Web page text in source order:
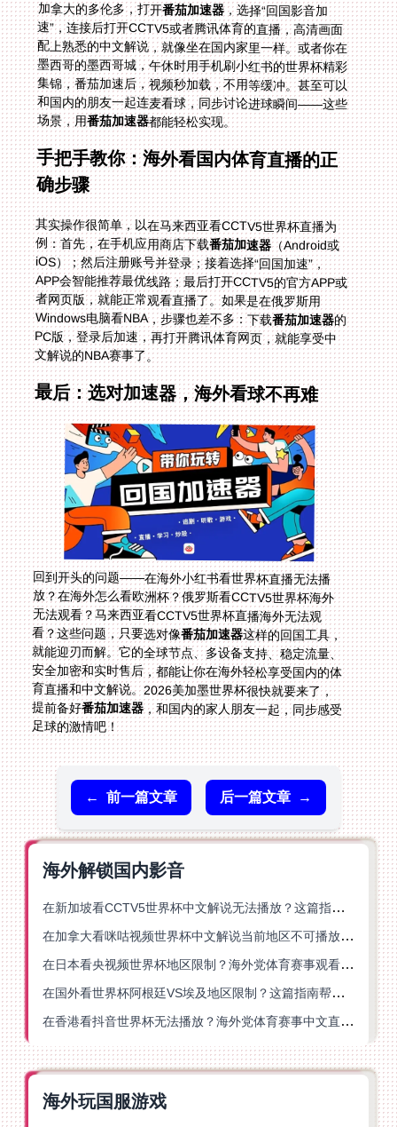
加拿大的多伦多，打开番茄加速器，选择“回国影音加
速”，连接后打开CCTV5或者腾讯体育的直播，高清画面
配上熟悉的中文解说，就像坐在国内家里一样。或者你在
墨西哥的墨西哥城，午休时用手机刷小红书的世界杯精彩
集锦，番茄加速后，视频秒加载，不用等缓冲。甚至可以
和国内的朋友一起连麦看球，同步讨论进球瞬间——这些
场景，用番茄加速器都能轻松实现。
手把手教你：海外看国内体育直播的正
确步骤
其实操作很简单，以在马来西亚看CCTV5世界杯直播为
例：首先，在手机应用商店下载番茄加速器（Android或
iOS）；然后注册账号并登录；接着选择“回国加速”，
APP会智能推荐最优线路；最后打开CCTV5的官方APP或
者网页版，就能正常观看直播了。如果是在俄罗斯用
Windows电脑看NBA，步骤也差不多：下载番茄加速器的
PC版，登录后加速，再打开腾讯体育网页，就能享受中
文解说的NBA赛事了。
最后：选对加速器，海外看球不再难
回到开头的问题——在海外小红书看世界杯直播无法播
放？在海外怎么看欧洲杯？俄罗斯看CCTV5世界杯海外
无法观看？马来西亚看CCTV5世界杯直播海外无法观
看？这些问题，只要选对像番茄加速器这样的回国工具，
就能迎刃而解。它的全球节点、多设备支持、稳定流量、
安全加密和实时售后，都能让你在海外轻松享受国内的体
育直播和中文解说。2026美加墨世界杯很快就要来了，
提前备好番茄加速器，和国内的家人朋友一起，同步感受
足球的激情吧！
← 前一篇文章 后一篇文章 →
海外解锁国内影音
在新加坡看CCTV5世界杯中文解说无法播放？这篇指南帮你解锁海外体育直播自由
在加拿大看咪咕视频世界杯中文解说当前地区不可播放？这篇指南帮你一键解决
在日本看央视频世界杯地区限制？海外党体育赛事观看终极指南
在国外看世界杯阿根廷VS埃及地区限制？这篇指南帮你搞定中文直播+解说
在香港看抖音世界杯无法播放？海外党体育赛事中文直播终极指南
海外玩国服游戏